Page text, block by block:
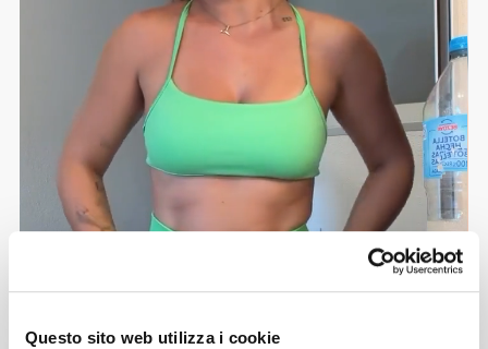
Questo sito web utilizza i cookie